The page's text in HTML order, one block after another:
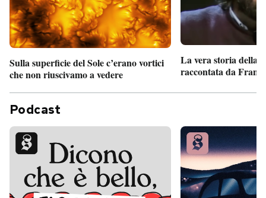
Sulla superficie del Sole c’erano vortici
che non riuscivamo a vedere
La vera storia della
raccontata da
Podcast